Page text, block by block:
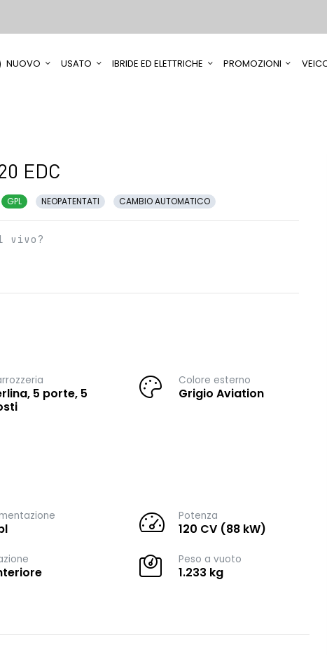
NUOVO USATO IBRIDE ED ELETTRICHE PROMOZIONI
EDC
GPL NEOPATENTATI CAMBIO AUTOMATICO
vivo?
5 porte, 5
Colore esterno
Grigio Aviation
Potenza
120 CV (88 kW)
Peso a vuoto
1.233 kg